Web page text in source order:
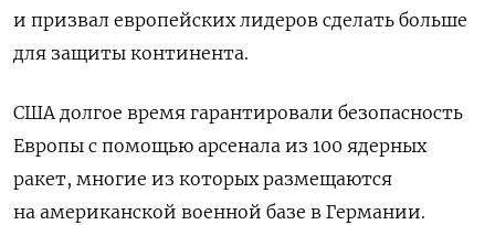
и призвал европейских лидеров сделать больше
для защиты континента.
США долгое время гарантировали безопасность
Европы с помощью арсенала из 100 ядерных
ракет, многие из которых размещаются
на американской военной базе в Германии.